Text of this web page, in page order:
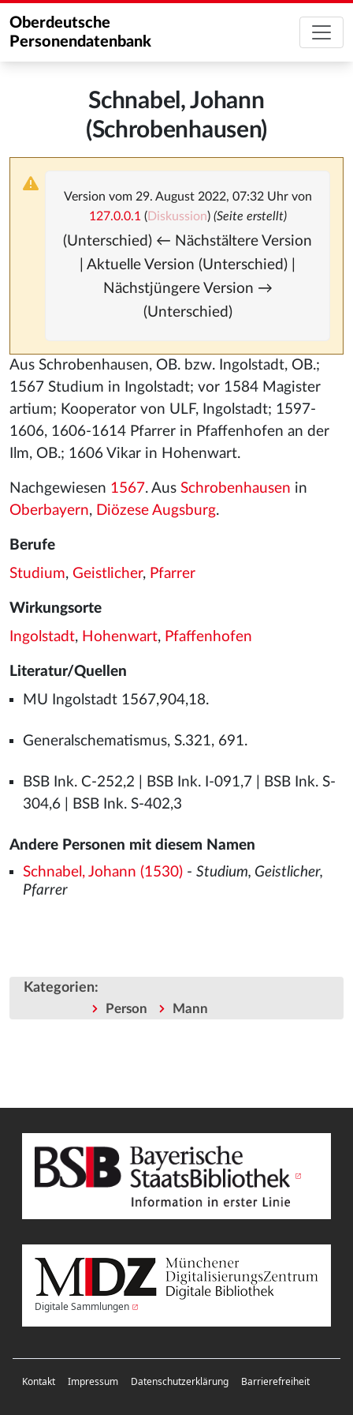
Oberdeutsche
Personendatenbank
Schnabel, Johann
(Schrobenhausen)
Version vom 29. August 2022, 07:32 Uhr von
127.0.0.1 (Diskussion) (Seite erstellt)
(Unterschied) ← Nächstältere Version
| Aktuelle Version (Unterschied) |
Nächstjüngere Version →
(Unterschied)
Aus Schrobenhausen, OB. bzw. Ingolstadt, OB.;
1567 Studium in Ingolstadt; vor 1584 Magister
artium; Kooperator von ULF, Ingolstadt; 1597-
1606, 1606-1614 Pfarrer in Pfaffenhofen an der
Ilm, OB.; 1606 Vikar in Hohenwart.
Nachgewiesen 1567. Aus Schrobenhausen in
Oberbayern, Diözese Augsburg.
Berufe
Studium, Geistlicher, Pfarrer
Wirkungsorte
Ingolstadt, Hohenwart, Pfaffenhofen
Literatur/Quellen
MU Ingolstadt 1567,904,18.
Generalschematismus, S.321, 691.
BSB Ink. C-252,2 | BSB Ink. I-091,7 | BSB Ink. S-
304,6 | BSB Ink. S-402,3
Andere Personen mit diesem Namen
Schnabel, Johann (1530)- Studium, Geistlicher,
Pfarrer
Kategorien:
Person Mann
Digitale Sammlungen
Kontakt Impressum Datenschutzerklärung Barrierefreiheit